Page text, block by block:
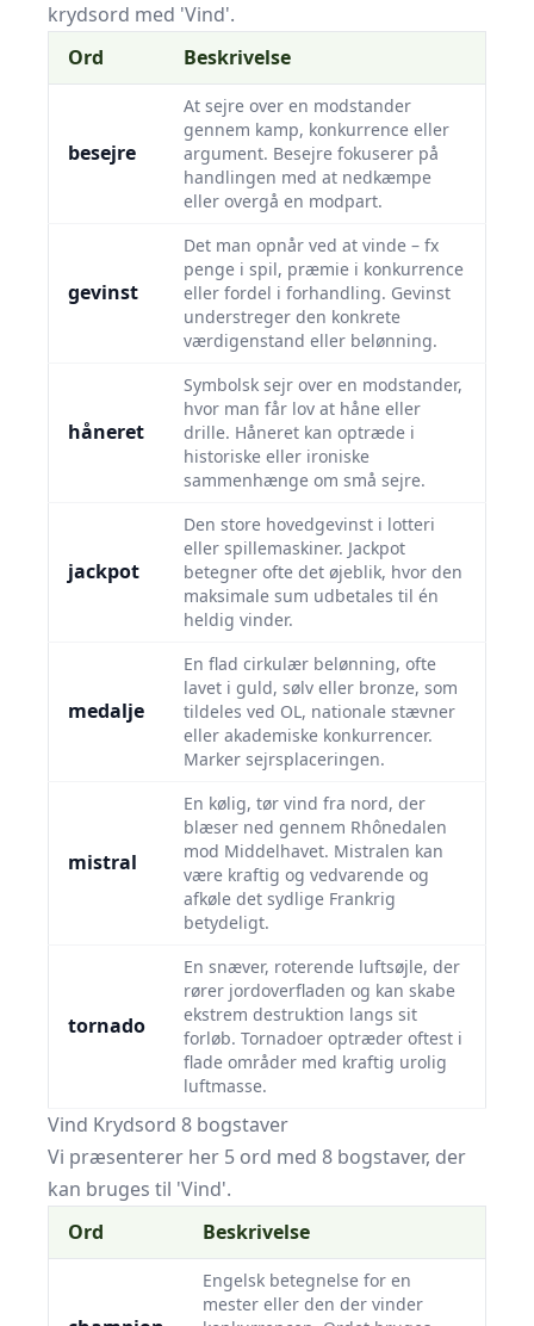
krydsord med 'Vind'.
Ord
Beskrivelse
besejre
At sejre over en modstander
gennem kamp, konkurrence eller
argument. Besejre fokuserer på
handlingen med at nedkæmpe
eller overgå en modpart.
gevinst
Det man opnår ved at vinde – fx
penge i spil, præmie i konkurrence
eller fordel i forhandling. Gevinst
understreger den konkrete
værdigenstand eller belønning.
håneret
Symbolsk sejr over en modstander,
hvor man får lov at håne eller
drille. Håneret kan optræde i
historiske eller ironiske
sammenhænge om små sejre.
jackpot
Den store hovedgevinst i lotteri
eller spillemaskiner. Jackpot
betegner ofte det øjeblik, hvor den
maksimale sum udbetales til én
heldig vinder.
medalje
En flad cirkulær belønning, ofte
lavet i guld, sølv eller bronze, som
tildeles ved OL, nationale stævner
eller akademiske konkurrencer.
Marker sejrsplaceringen.
mistral
En kølig, tør vind fra nord, der
blæser ned gennem Rhônedalen
mod Middelhavet. Mistralen kan
være kraftig og vedvarende og
afkøle det sydlige Frankrig
betydeligt.
tornado
En snæver, roterende luftsøjle, der
rører jordoverfladen og kan skabe
ekstrem destruktion langs sit
forløb. Tornadoer optræder oftest i
flade områder med kraftig urolig
luftmasse.
Vind Krydsord 8 bogstaver
Vi præsenterer her 5 ord med 8 bogstaver, der
kan bruges til 'Vind'.
Ord
Beskrivelse
Engelsk betegnelse for en
mester eller den der vinder